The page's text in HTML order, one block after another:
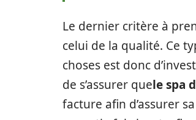
Le dernier critère à
celui de la qualité. Ce
choses est donc
de s’assurer quele spa
facture afin d’assurer